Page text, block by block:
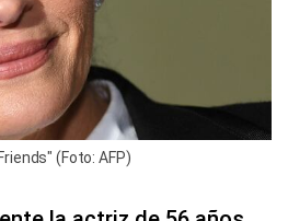
(Foto: AFP)